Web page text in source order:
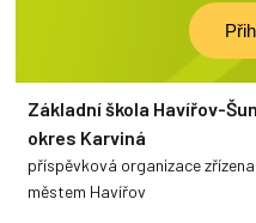
Základní škola Havířov-
okres Karviná
příspěvková organizace
městem Havířov